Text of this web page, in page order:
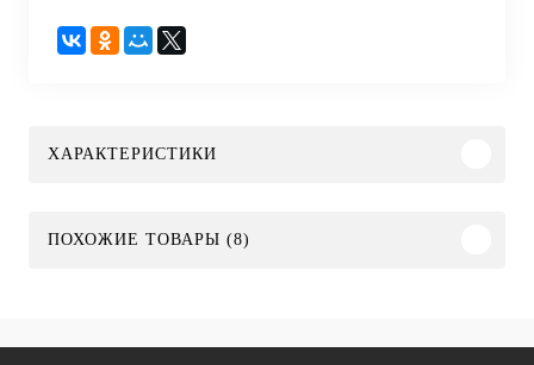
ХАРАКТЕРИСТИКИ
ПОХОЖИЕ ТОВАРЫ (8)